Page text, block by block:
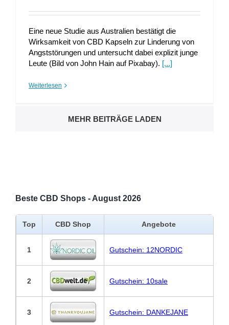
Eine neue Studie aus Australien bestätigt die
Wirksamkeit von CBD Kapseln zur Linderung von
Angststörungen und untersucht dabei explizit junge
Leute (Bild von John Hain auf Pixabay). [...]
Weiterlesen
MEHR BEITRÄGE LADEN
Beste CBD Shops - August 2026
Top CBD Shop Angebote
1 Gutschein: 12NORDIC
2 Gutschein: 10sale
3 Gutschein: DANKEJANE